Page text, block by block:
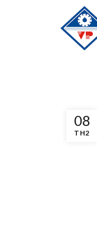
08
TH2